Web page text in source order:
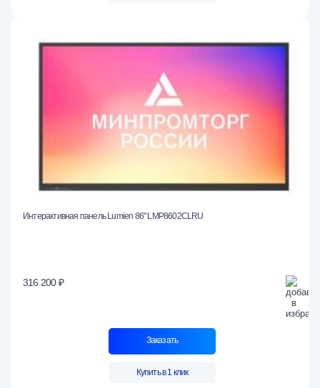
Интерактивная панель Lumien 86" LMP8602CLRU
316 200 ₽
Заказать
Купить в 1 клик